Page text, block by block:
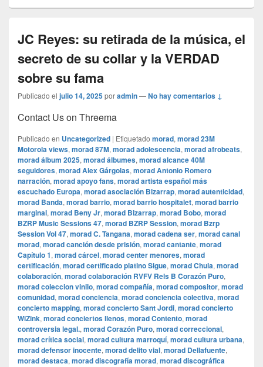
JC Reyes: su retirada de la música, el
secreto de su collar y la VERDAD
sobre su fama
Publicado el julio 14, 2025poradmin—No hay comentarios ↓
Contact Us on Threema
Publicado en Uncategorized | Etiquetado morad, morad 23M
Motorola views, morad 87M, morad adolescencia, morad afrobeats,
morad álbum 2025, morad álbumes, morad alcance 40M
seguidores, morad Alex Gárgolas, morad Antonio Romero
narración, morad apoyo fans, morad artista español más
escuchado Europa, morad asociación Bizarrap, morad autenticidad,
morad Banda, morad barrio, morad barrio hospitalet, morad barrio
marginal, morad Beny Jr, morad Bizarrap, morad Bobo, morad
BZRP Music Sessions 47, morad BZRP Session, morad Bzrp
Session Vol 47, morad C. Tangana, morad cadena ser, morad canal
morad, morad canción desde prisión, morad cantante, morad
Capítulo 1, morad cárcel, morad center menores, morad
certificación, morad certificado platino Sigue, morad Chula, morad
colaboración, morad colaboración RVFV Rels B Corazón Puro,
morad coleccion vinilo, morad compañía, morad compositor, morad
comunidad, morad conciencia, morad conciencia colectiva, morad
concierto mapping, morad concierto Sant Jordi, morad concierto
WiZink, morad conciertos llenos, morad Contento, morad
controversia legal., morad Corazón Puro, morad correccional,
morad crítica social, morad cultura marroquí, morad cultura urbana,
morad defensor inocente, morad delito vial, morad Dellafuente,
morad destaca, morad discografía morad, morad discográfica